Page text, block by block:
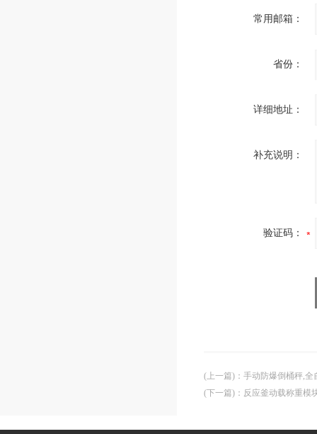
常用邮箱：
省份：
详细地址：
补充说明：
验证码：
(上一篇) ： 手动防爆倒桶秤,全
(下一篇) ： 反应釜动载称重模